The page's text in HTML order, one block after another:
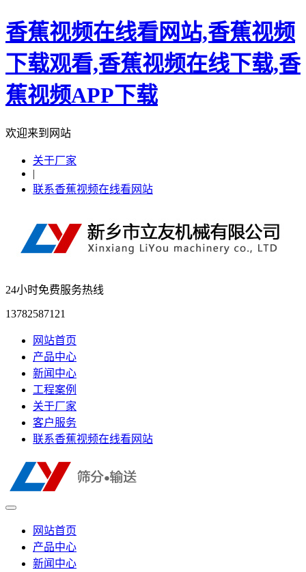
香蕉视频在线看网站,香蕉视频
下载观看,香蕉视频在线下载,香
蕉视频APP下载
欢迎来到网站
关于厂家
|
联系香蕉视频在线看网站
24小时免费服务热线
13782587121
网站首页
产品中心
新闻中心
工程案例
关于厂家
客户服务
联系香蕉视频在线看网站
网站首页
产品中心
新闻中心